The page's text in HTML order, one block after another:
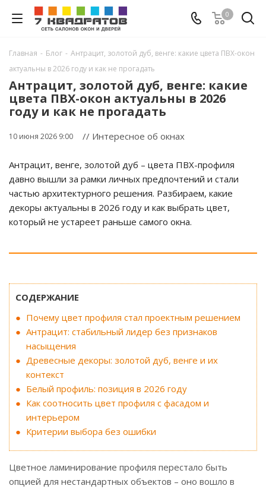
0
Главная - Блог - Антрацит, золотой дуб, венге: какие цвета ПВХ-окон
актуальны в 2026 году и как не прогадать
Антрацит, золотой дуб, венге: какие
цвета ПВХ-окон актуальны в 2026
году и как не прогадать
10 июня 2026 9:00 // Интересное об окнах
Антрацит, венге, золотой дуб – цвета ПВХ-профиля
давно вышли за рамки личных предпочтений и стали
частью архитектурного решения. Разбираем, какие
декоры актуальны в 2026 году и как выбрать цвет,
который не устареет раньше самого окна.
СОДЕРЖАНИЕ
Почему цвет профиля стал проектным решением
Антрацит: стабильный лидер без признаков
насыщения
Древесные декоры: золотой дуб, венге и их
контекст
Белый профиль: позиция в 2026 году
Как соотносить цвет профиля с фасадом и
интерьером
Критерии выбора без ошибки
Цветное ламинирование профиля перестало быть
опцией для нестандартных объектов – оно вошло в